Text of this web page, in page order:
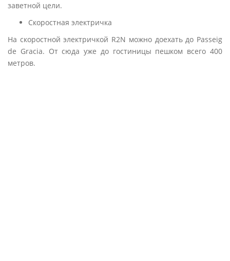
заветной цели.
Скоростная электричка
На скоростной электричкой R2N можно доехать до Passeig
de Gracia. От сюда уже до гостиницы пешком всего 400
метров.